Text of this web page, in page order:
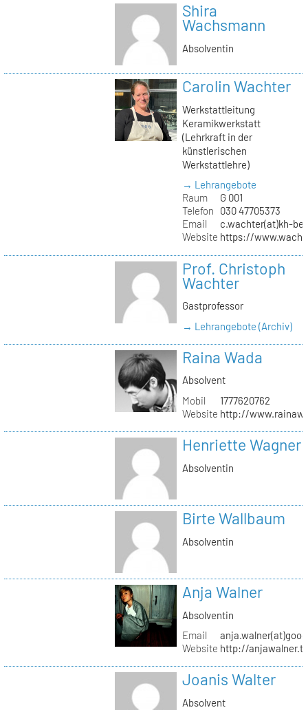
Shira
Wachsmann
Absolventin
Carolin Wachter
Werkstattleitung
Keramikwerkstatt
(Lehrkraft in der
künstlerischen
Werkstattlehre)
→ Lehrangebote
Raum
G 001
Telefon
030 47705373
Email
c.wachter(at)kh-
Website https://
Prof. Christoph
Wachter
Gastprofessor
→ Lehrangebote (Archiv)
Raina Wada
Absolvent
Mobil
1777620762
Website http://
Henriette Wagner
Absolventin
Birte Wallbaum
Absolventin
Anja Walner
Absolventin
Email
Website http://
Joanis Walter
Absolvent